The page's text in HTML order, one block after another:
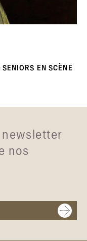
EN SCÈNE
nos